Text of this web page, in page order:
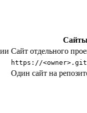
Сайт отдельного
https://
Один сайт на